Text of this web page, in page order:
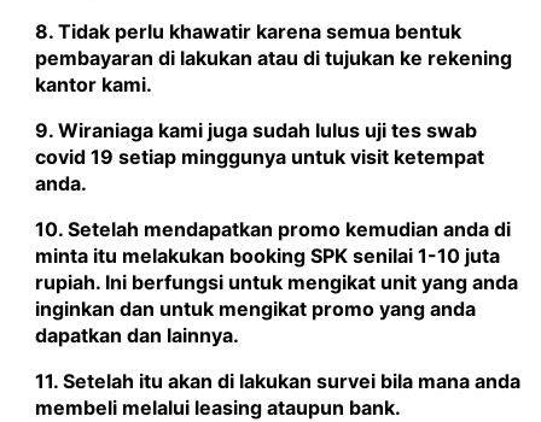
8. Tidak perlu khawatir karena semua bentuk
pembayaran di lakukan atau di tujukan ke rekening
kantor kami.
9. Wiraniaga kami juga sudah lulus uji tes swab
covid 19 setiap minggunya untuk visit ketempat
anda.
10. Setelah mendapatkan promo kemudian anda di
minta itu melakukan booking SPK senilai 1-10 juta
rupiah. Ini berfungsi untuk mengikat unit yang anda
inginkan dan untuk mengikat promo yang anda
dapatkan dan lainnya.
11. Setelah itu akan di lakukan survei bila mana anda
membeli melalui leasing ataupun bank.